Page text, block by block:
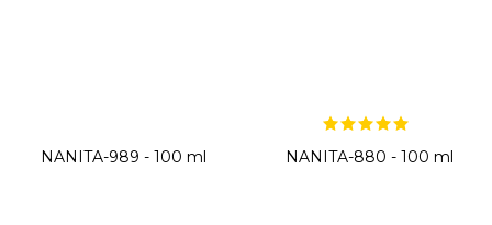
NANITA-989 - 100 ml NANITA-880 - 100 ml